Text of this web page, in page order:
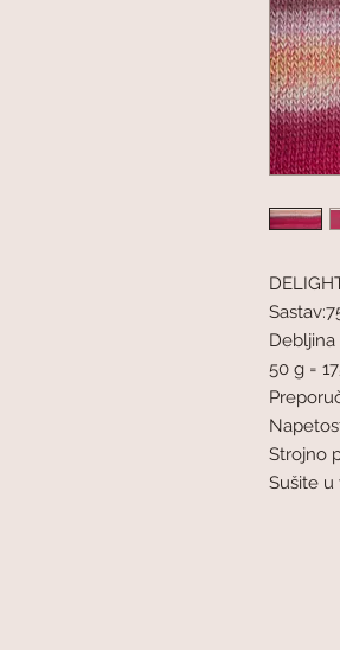
Debljina
50 g =
Strojno
Sušite u